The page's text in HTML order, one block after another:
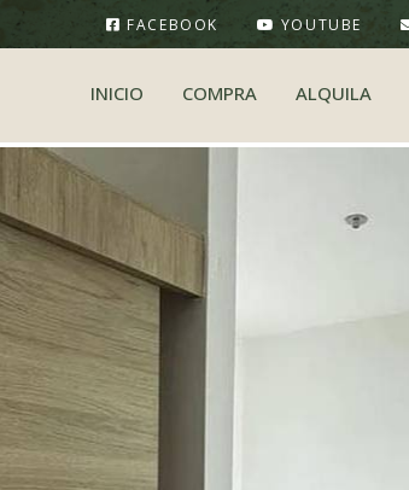
FACEBOOK YOUTUBE
INICIO COMPRA ALQUILA